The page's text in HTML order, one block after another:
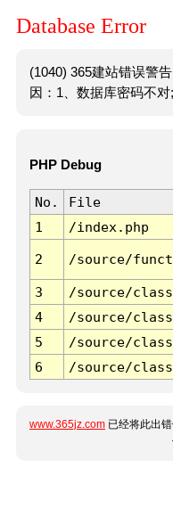
Database Error
(1040) 365建站错误警
因：1、数据库密码不对
PHP Debug
No. File
1
/index.php
2 /source/
3 /source/
4
/source/
5
/source/
6
/source/
www.365jz.com 已经将此出